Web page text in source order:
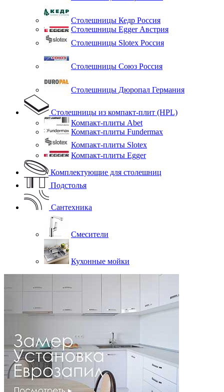
Столешницы Кедр Россия
Столешницы Egger Австрия
Столешницы Slotex Россия
Столешницы Союз Россия
Столешницы Дюропал Германия
Столешницы из компакт-плит (HPL)
Компакт-плиты Abet
Компакт-плиты Fundermax
Компакт-плиты Slotex
Компакт-плиты Egger
Комплектующие для столешниц
Подстолья
Сантехника
Смесители
Кухонные мойки